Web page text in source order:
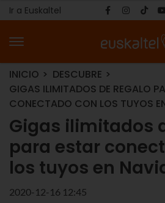
Ir a Euskaltel
INICIO
DESCUBRE
GIGAS ILIMITADOS DE REGALO
CONECTADO CON LOS TUYOS
Gigas ilimitados
para estar
los tuyos en
2020-12-16 12:45